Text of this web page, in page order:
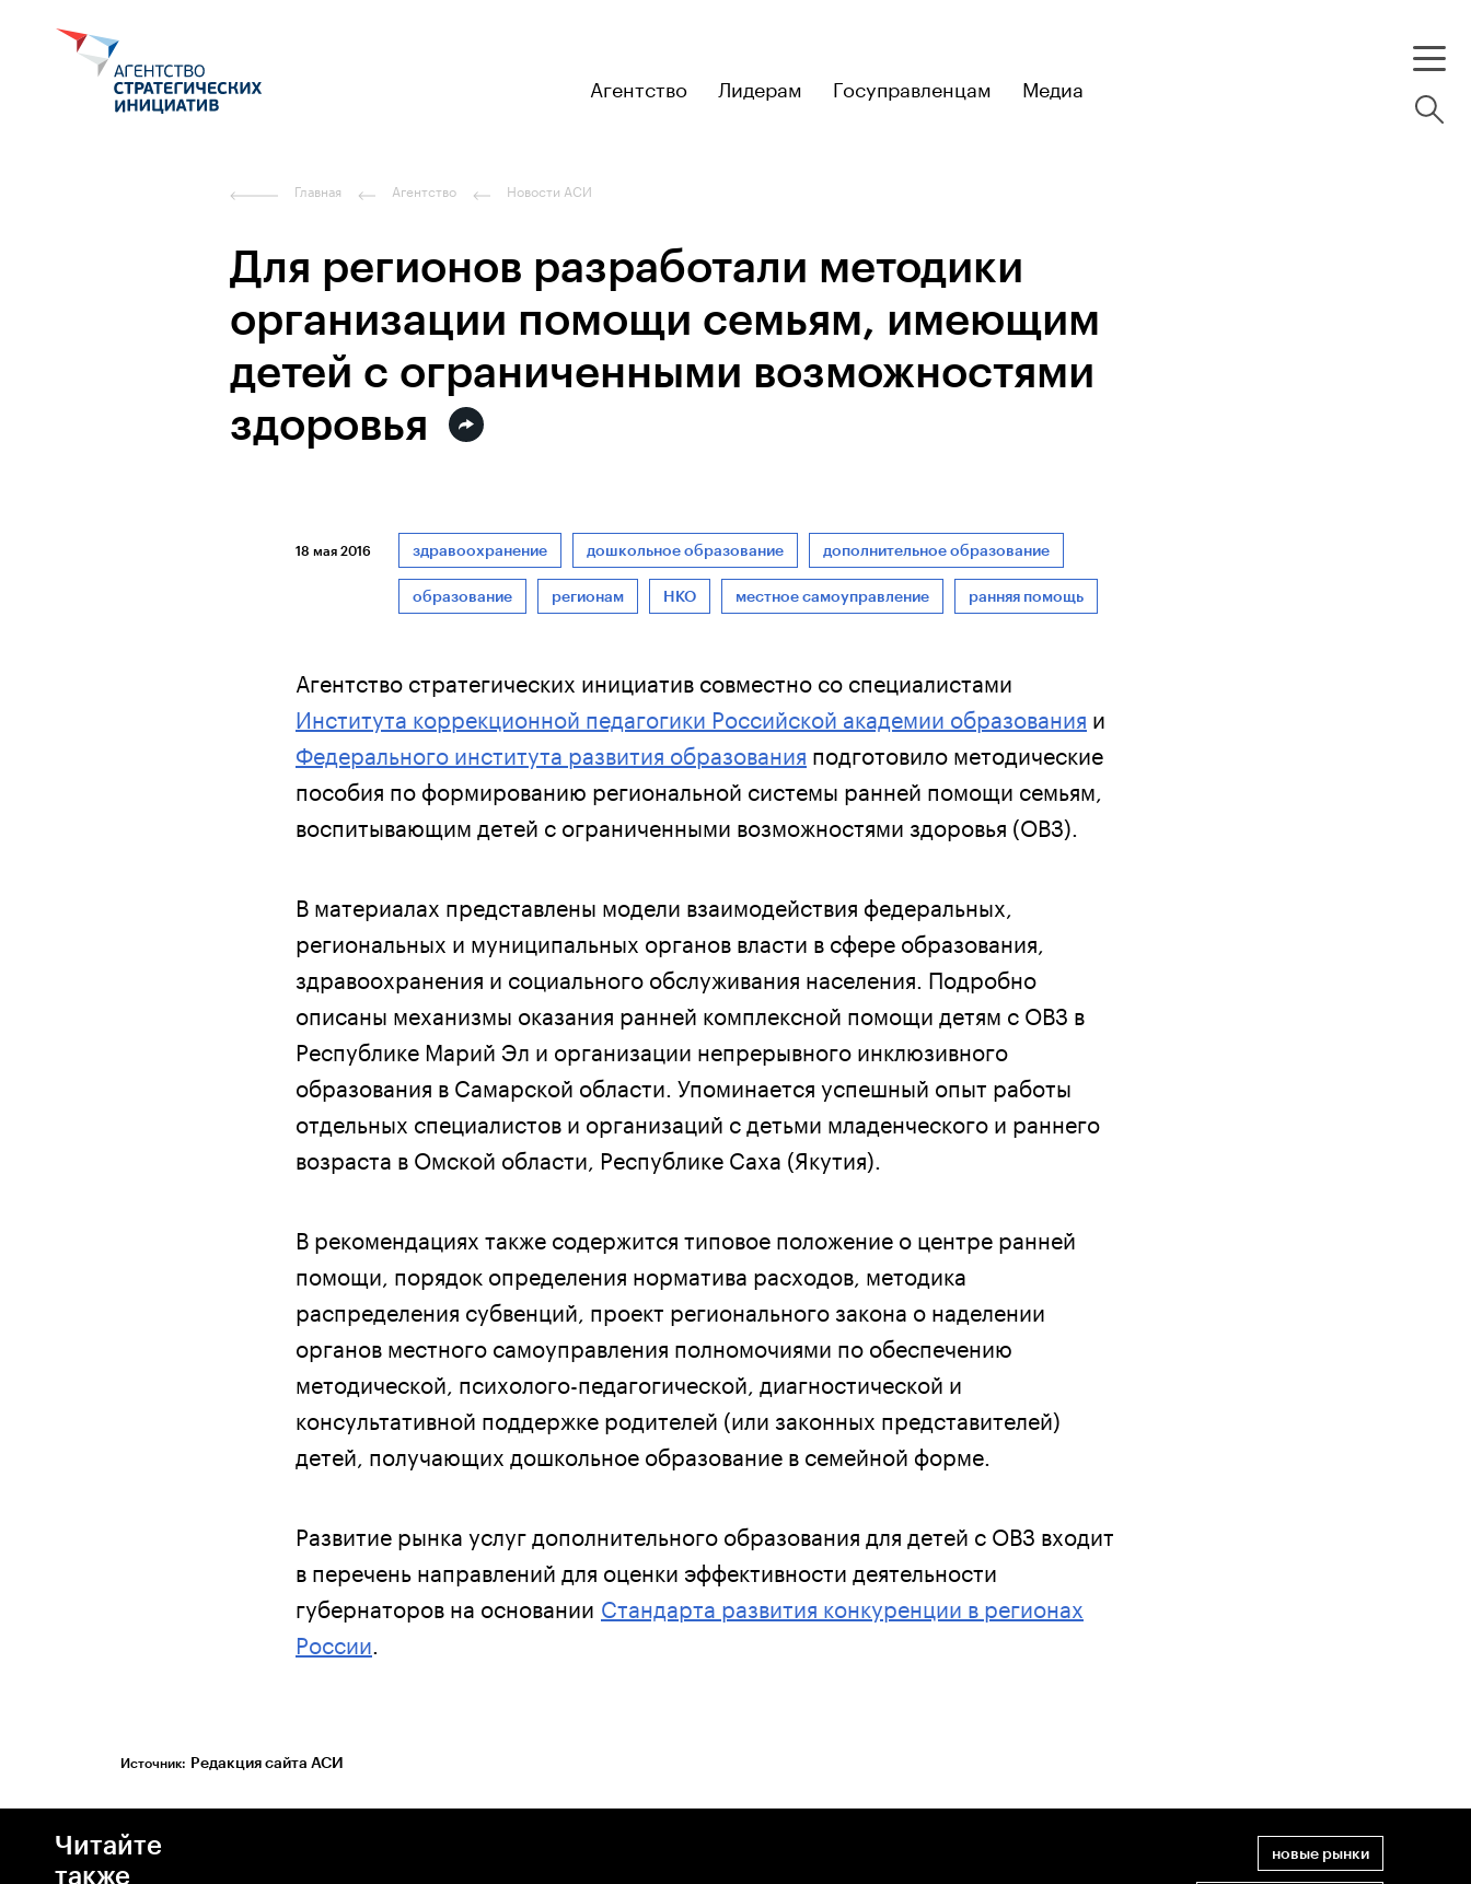
Агентство Лидерам Госуправленцам Медиа
Главная Агентство Новости АСИ
Для регионов разработали методики
организации помощи семьям, имеющим
детей с ограниченными возможностями
здоровья
18 мая 2016 здравоохранение дошкольное образование дополнительное образование
образование регионам НКО местное самоуправление ранняя помощь
Агентство стратегических инициатив совместно со специалистами
Института коррекционной педагогики Российской академии образования и
Федерального института развития образования подготовило методические
пособия по формированию региональной системы ранней помощи семьям,
воспитывающим детей с ограниченными возможностями здоровья (ОВЗ).
В материалах представлены модели взаимодействия федеральных,
региональных и муниципальных органов власти в сфере образования,
здравоохранения и социального обслуживания населения. Подробно
описаны механизмы оказания ранней комплексной помощи детям с ОВЗ в
Республике Марий Эл и организации непрерывного инклюзивного
образования в Самарской области. Упоминается успешный опыт работы
отдельных специалистов и организаций с детьми младенческого и раннего
возраста в Омской области, Республике Саха (Якутия).
В рекомендациях также содержится типовое положение о центре ранней
помощи, порядок определения норматива расходов, методика
распределения субвенций, проект регионального закона о наделении
органов местного самоуправления полномочиями по обеспечению
методической, психолого-педагогической, диагностической и
консультативной поддержке родителей (или законных представителей)
детей, получающих дошкольное образование в семейной форме.
Развитие рынка услуг дополнительного образования для детей с ОВЗ входит
в перечень направлений для оценки эффективности деятельности
губернаторов на основании Стандарта развития конкуренции в регионах
России
Источник: Редакция сайта АСИ
Читайте
также
новые рынки